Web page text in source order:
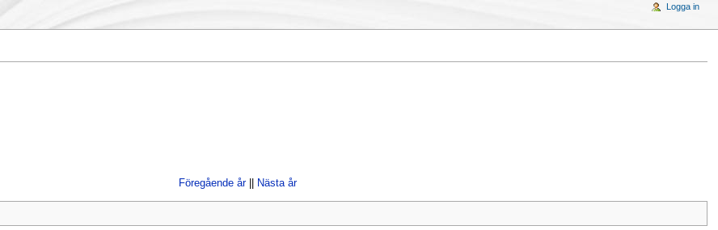
Föregående år|| Nästa år
Logga in